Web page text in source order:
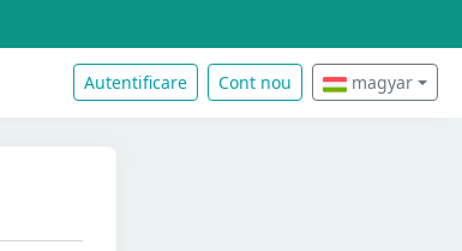
Autentificare Cont nou magyar